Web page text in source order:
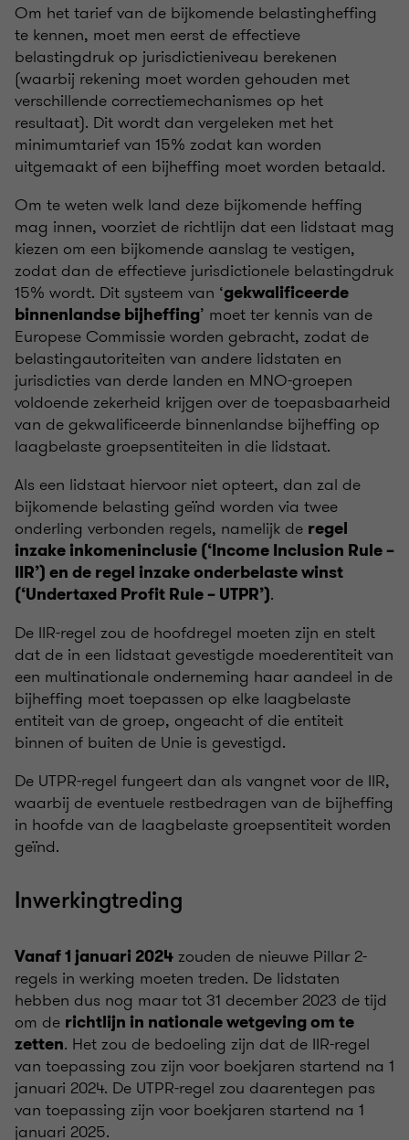
Om het tarief van de bijkomende belastingheffing
te kennen, moet men eerst de effectieve
belastingdruk op jurisdictieniveau berekenen
(waarbij rekening moet worden gehouden met
verschillende correctiemechanismes op het
resultaat). Dit wordt dan vergeleken met het
minimumtarief van 15% zodat kan worden
uitgemaakt of een bijheffing moet worden betaald.
Om te weten welk land deze bijkomende heffing
mag innen, voorziet de richtlijn dat een lidstaat mag
kiezen om een bijkomende aanslag te vestigen,
zodat dan de effectieve jurisdictionele belastingdruk
15% wordt. Dit systeem van ‘gekwalificeerde
binnenlandse bijheffing’ moet ter kennis van de
Europese Commissie worden gebracht, zodat de
belastingautoriteiten van andere lidstaten en
jurisdicties van derde landen en MNO-groepen
voldoende zekerheid krijgen over de toepasbaarheid
van de gekwalificeerde binnenlandse bijheffing op
laagbelaste groepsentiteiten in die lidstaat.
Als een lidstaat hiervoor niet opteert, dan zal de
bijkomende belasting geïnd worden via twee
onderling verbonden regels, namelijk de regel
inzake inkomeninclusie (‘Income Inclusion Rule –
IIR’) en de regel inzake onderbelaste winst
(‘Undertaxed Profit Rule – UTPR’).
De IIR-regel zou de hoofdregel moeten zijn en stelt
dat de in een lidstaat gevestigde moederentiteit van
een multinationale onderneming haar aandeel in de
bijheffing moet toepassen op elke laagbelaste
entiteit van de groep, ongeacht of die entiteit
binnen of buiten de Unie is gevestigd.
De UTPR-regel fungeert dan als vangnet voor de IIR,
waarbij de eventuele restbedragen van de bijheffing
in hoofde van de laagbelaste groepsentiteit worden
geïnd.
Inwerkingtreding
Vanaf 1 januari 2024 zouden de nieuwe Pillar 2-
regels in werking moeten treden. De lidstaten
hebben dus nog maar tot 31 december 2023 de tijd
om de richtlijn in nationale wetgeving om te
zetten. Het zou de bedoeling zijn dat de IIR-regel
van toepassing zou zijn voor boekjaren startend na 1
januari 2024. De UTPR-regel zou daarentegen pas
van toepassing zijn voor boekjaren startend na 1
januari 2025.